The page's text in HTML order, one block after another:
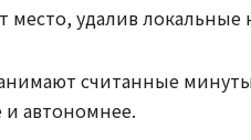
место, удалив локальные
считанные
автономнее.